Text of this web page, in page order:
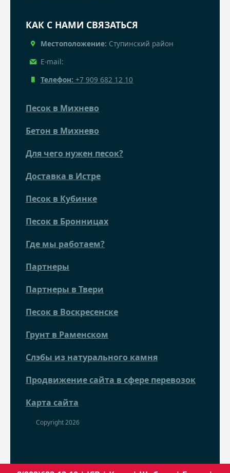
КАК С НАМИ СВЯЗАТЬСЯ
Местоположение: Ступинский район
E-mail:
Телефон: +7 909 682 12 10
Песок в Михнево
Бетон в Михнево
Для чего нужен песок?
Доставка в Истре
Песок в Кубинке
Песок в Бронницах
Где мы работаем?
Партнеры
Партнеры в Твери
Песок в Воскресенске
Грунт в Раменском
Слэбы из натурального камня
Продвижение сайта в сфере перевозок
Карта сайта
Copyright 2026